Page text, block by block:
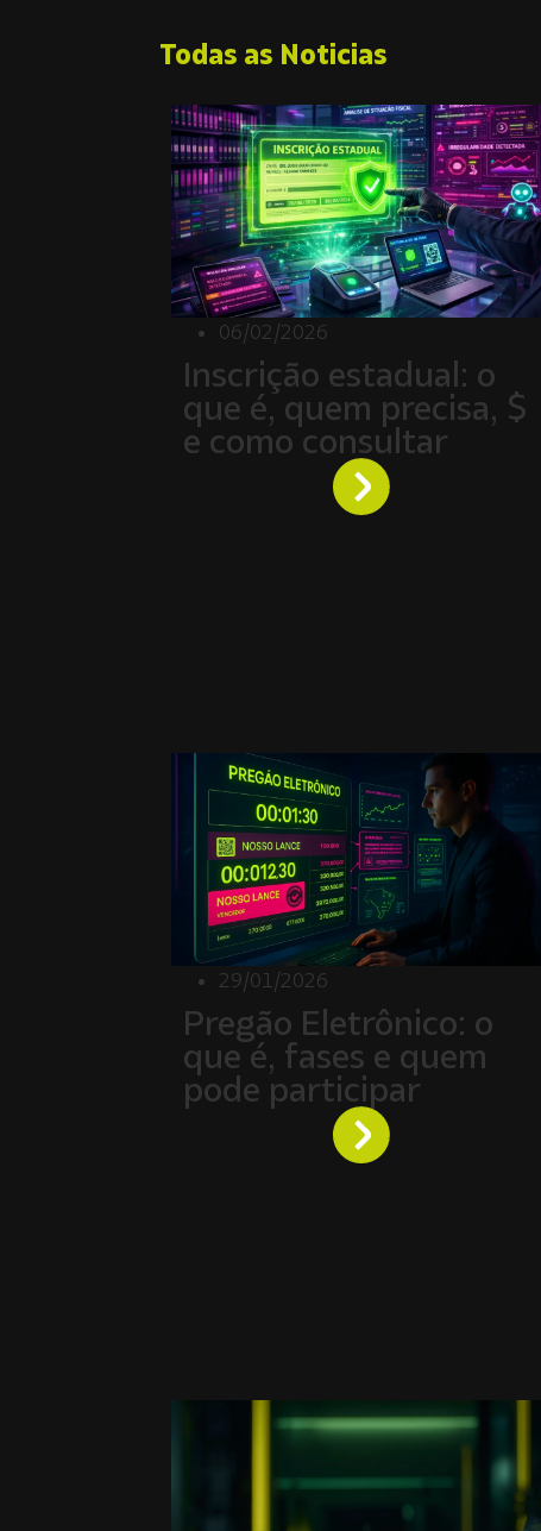
Todas as Noticias
06/02/2026
Inscrição estadual: o
que é, quem precisa, $
e como consultar
29/01/2026
Pregão Eletrônico: o
que é, fases e quem
pode participar